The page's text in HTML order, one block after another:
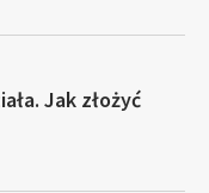
Jak złożyć